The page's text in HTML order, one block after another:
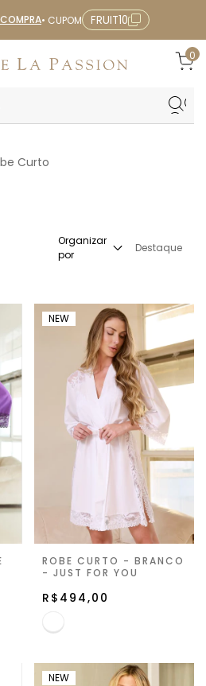
• CUPOM FRUIT10
0
Curto
Organizar
por
Destaque
NEW
ROBE CURTO - BRANCO
- JUST FOR YOU
R$494,00
NEW